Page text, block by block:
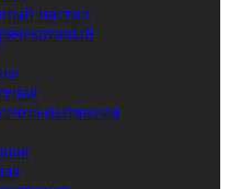
настил
вытяжная